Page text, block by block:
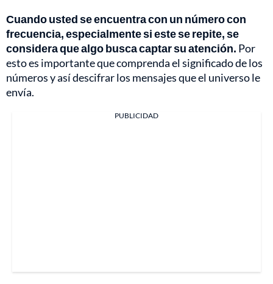
Cuando usted se encuentra con un número con
frecuencia, especialmente si este se repite, se
considera que algo busca captar su atención. Por
esto es importante que comprenda el significado de los
números y así descifrar los mensajes que el universo le
envía.
PUBLICIDAD